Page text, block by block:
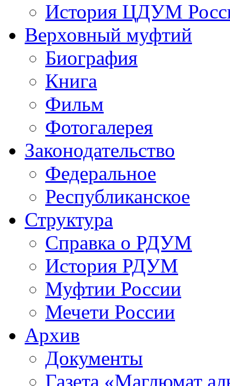
История ЦДУМ
Верховный муфтий
Биография
Книга
Фильм
Фотогалерея
Законодательство
Федеральное
Республиканское
Структура
Справка о РДУМ
История РДУМ
Муфтии России
Мечети России
Архив
Документы
Газета «Маглюмат